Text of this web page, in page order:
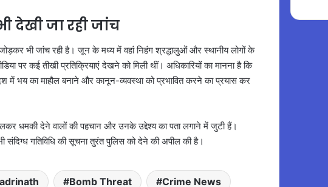
देखी जा रही जांच
भी जांच रही है। जून के मध्य में वहां निहंग श्रद्धालुओं और स्थानीय लोगों के
पर कई तीखी प्रतिक्रियाएं देखने को मिली थीं। अधिकारियों का मानना है कि
भय का माहौल बनाने और कानून-व्यवस्था को प्रभावित करने का प्रयास कर
धमकी देने वालों की पहचान और उनके उद्देश्य का पता लगाने में जुटी हैं।
गतिविधि की सूचना तुरंत पुलिस को देने की अपील की है।
Bomb Threat Crime News